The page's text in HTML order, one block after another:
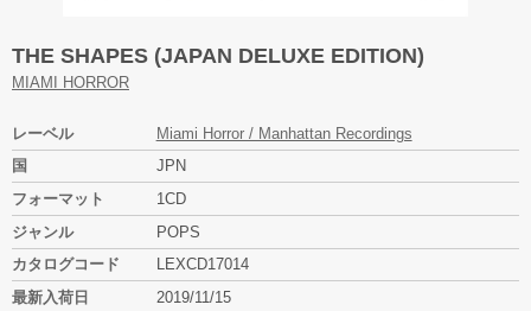
THE SHAPES (JAPAN DELUXE EDITION)
MIAMI HORROR
レーベル
Miami Horror / Manhattan Recordings
国
JPN
フォーマット
1CD
ジャンル
POPS
カタログコード
LEXCD17014
最新入荷日
2019/11/15